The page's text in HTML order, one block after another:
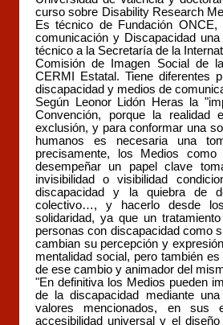
curso sobre Disability Research
Es técnico de Fundación
comunicación y Discapacidad
técnico a la Secretaría de la
Comisión de Imagen Social de
CERMI Estatal. Tiene diferentes
discapacidad y medios de
Según Leonor Lidón Heras la
Convención, porque la
exclusión, y para conformar una
humanos es necesaria una
precisamente, los Medios
desempeñar un papel clave
invisibilidad o visibilidad
discapacidad y la quiebra de
colectivo…, y hacerlo desde
solidaridad, ya que un
personas con discapacidad como
cambian su percepción y
mentalidad social, pero también
de ese cambio y animador del
"En definitiva los Medios pueden
de la discapacidad mediante
valores mencionados, en sus
accesibilidad universal y el